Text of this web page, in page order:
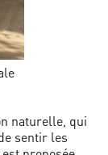
naturelle, qui
sentir les